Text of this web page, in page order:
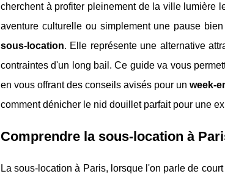
cherchent à profiter pleinement de la ville lumière
aventure culturelle ou simplement une pause
sous-location. Elle représente une alternative
contraintes d'un long bail. Ce guide va vous
en vous offrant des conseils avisés pour unweek-
comment dénicher le nid douillet parfait pour une
Comprendre la sous-location à
La sous-location à Paris, lorsque l'on parle de